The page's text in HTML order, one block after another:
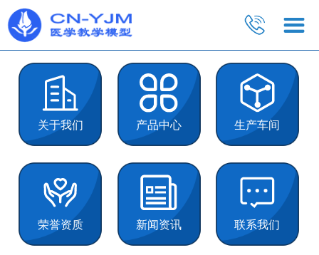
关于我们 产品中心 生产车间
荣誉资质 新闻资讯 联系我们